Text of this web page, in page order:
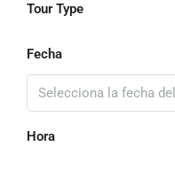
Tour Type
Fecha
Hora